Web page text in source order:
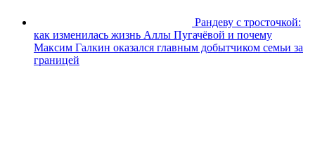
Рандеву с тросточкой:
как изменилась жизнь Аллы Пугачёвой и почему
Максим Галкин оказался главным добытчиком семьи за
границей